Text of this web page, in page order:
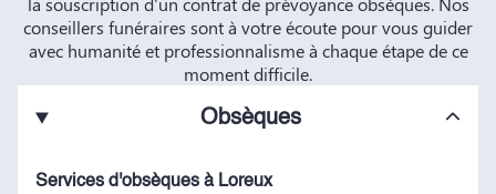
conseillers funéraires sont à votre écoute pour vous guider
avec humanité et professionnalisme à chaque étape de ce
moment difficile.
Obsèques
Services d'obsèques à Loreux